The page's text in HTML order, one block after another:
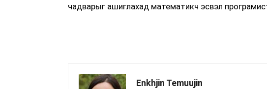
чадварыг ашиглахад математикч эсвэл
Enkhjin Temuujin